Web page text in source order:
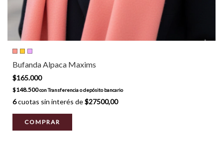
Bufanda Alpaca Maxims
$165.000
$148.500conTransferencia o depósito bancario
6cuotas sin interés de$27500,00
COMPRAR